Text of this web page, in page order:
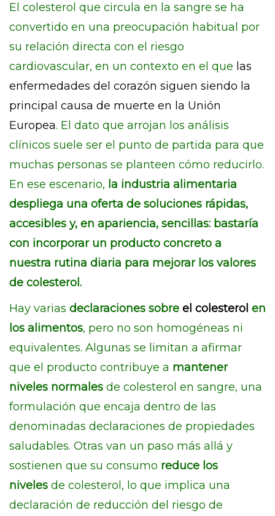
El colesterol que circula en la sangre se ha
convertido en una preocupación habitual por
su relación directa con el riesgo
cardiovascular, en un contexto en el que las
enfermedades del corazón siguen siendo la
principal causa de muerte en la Unión
Europea. El dato que arrojan los análisis
clínicos suele ser el punto de partida para que
muchas personas se planteen cómo reducirlo.
En ese escenario, la industria alimentaria
despliega una oferta de soluciones rápidas,
accesibles y, en apariencia, sencillas: bastaría
con incorporar un producto concreto a
nuestra rutina diaria para mejorar los valores
de colesterol.
Hay varias declaraciones sobre el colesterol en
los alimentos, pero no son homogéneas ni
equivalentes. Algunas se limitan a afirmar
que el producto contribuye a mantener
niveles normales de colesterol en sangre, una
formulación que encaja dentro de las
denominadas declaraciones de propiedades
saludables. Otras van un paso más allá y
sostienen que su consumo reduce los
niveles de colesterol, lo que implica una
declaración de reducción del riesgo de